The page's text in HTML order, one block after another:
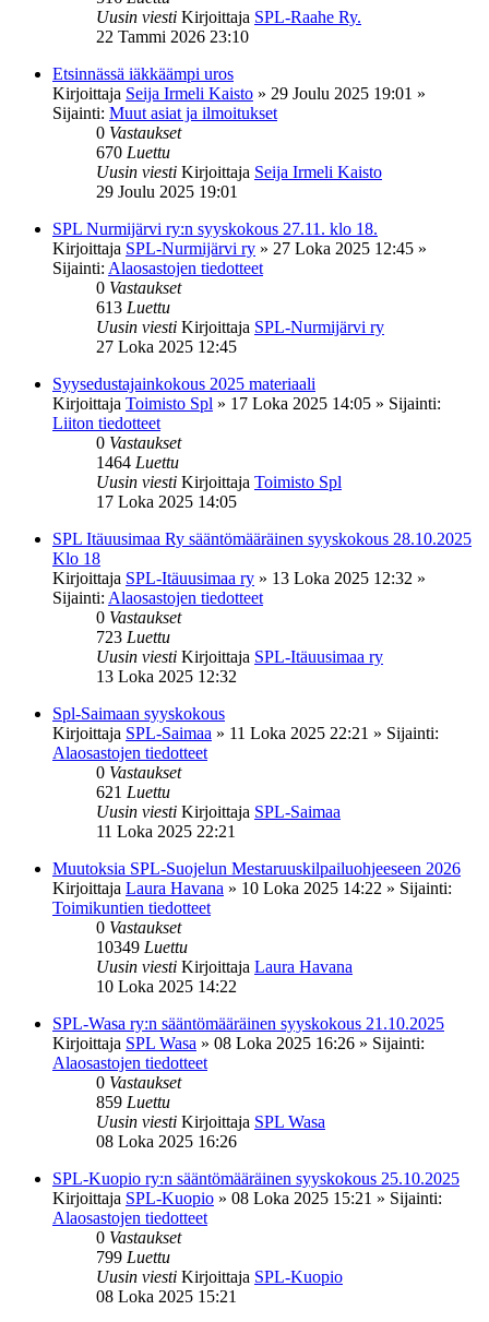
Uusin viesti Kirjoittaja SPL-Raahe Ry.
22 Tammi 2026 23:10
Etsinnässä iäkkäämpi uros
Kirjoittaja Seija Irmeli Kaisto » 29 Joulu 2025 19:01 »
Sijainti: Muut asiat ja ilmoitukset
0 Vastaukset
670 Luettu
Uusin viesti Kirjoittaja Seija Irmeli Kaisto
29 Joulu 2025 19:01
SPL Nurmijärvi ry:n syyskokous 27.11. klo 18.
Kirjoittaja SPL-Nurmijärvi ry » 27 Loka 2025 12:45 »
Sijainti: Alaosastojen tiedotteet
0 Vastaukset
613 Luettu
Uusin viesti Kirjoittaja SPL-Nurmijärvi ry
27 Loka 2025 12:45
Syysedustajainkokous 2025 materiaali
Kirjoittaja Toimisto Spl » 17 Loka 2025 14:05 » Sijainti:
Liiton tiedotteet
0 Vastaukset
1464 Luettu
Uusin viesti Kirjoittaja Toimisto Spl
17 Loka 2025 14:05
SPL Itäuusimaa Ry sääntömääräinen syyskokous 28.10.2025
Klo 18
Kirjoittaja SPL-Itäuusimaa ry » 13 Loka 2025 12:32 »
Sijainti: Alaosastojen tiedotteet
0 Vastaukset
723 Luettu
Uusin viesti Kirjoittaja SPL-Itäuusimaa ry
13 Loka 2025 12:32
Spl-Saimaan syyskokous
Kirjoittaja SPL-Saimaa » 11 Loka 2025 22:21 » Sijainti:
Alaosastojen tiedotteet
0 Vastaukset
621 Luettu
Uusin viesti Kirjoittaja SPL-Saimaa
11 Loka 2025 22:21
Muutoksia SPL-Suojelun Mestaruuskilpailuohjeeseen 2026
Kirjoittaja Laura Havana » 10 Loka 2025 14:22 » Sijainti:
Toimikuntien tiedotteet
0 Vastaukset
10349 Luettu
Uusin viesti Kirjoittaja Laura Havana
10 Loka 2025 14:22
SPL-Wasa ry:n sääntömääräinen syyskokous 21.10.2025
Kirjoittaja SPL Wasa » 08 Loka 2025 16:26 » Sijainti:
Alaosastojen tiedotteet
0 Vastaukset
859 Luettu
Uusin viesti Kirjoittaja SPL Wasa
08 Loka 2025 16:26
SPL-Kuopio ry:n sääntömääräinen syyskokous 25.10.2025
Kirjoittaja SPL-Kuopio » 08 Loka 2025 15:21 » Sijainti:
Alaosastojen tiedotteet
0 Vastaukset
799 Luettu
Uusin viesti Kirjoittaja SPL-Kuopio
08 Loka 2025 15:21